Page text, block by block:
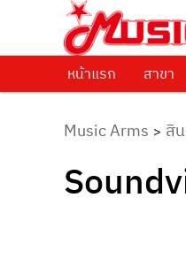
Music
ศูนย์รวมครื่องดน
Skip to primary
หน้าแรก สาขา
Music Arms > สิ